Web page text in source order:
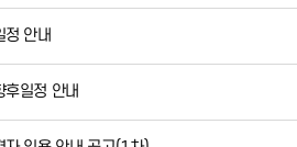
안내
일정 안내